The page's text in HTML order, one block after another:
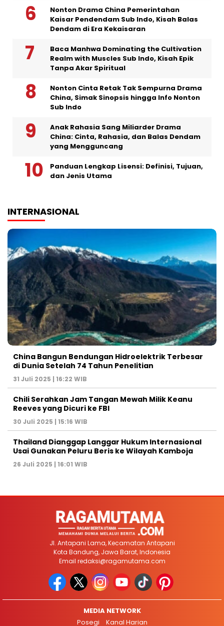
Nonton Drama China Pemerintahan
Kaisar Pendendam Sub Indo, Kisah Balas
Dendam di Era Kekaisaran
Baca Manhwa Dominating the Cultivation
Realm with Muscles Sub Indo, Kisah Epik
Tanpa Akar Spiritual
Nonton Cinta Retak Tak Sempurna Drama
China, Simak Sinopsis hingga Info Nonton
Sub Indo
Anak Rahasia Sang Miliarder Drama
China: Cinta, Rahasia, dan Balas Dendam
yang Mengguncang
Panduan Lengkap Lisensi: Definisi, Tujuan,
dan Jenis Utama
INTERNASIONAL
China Bangun Bendungan Hidroelektrik Terbesar
di Dunia Setelah 74 Tahun Penelitian
31 Juli 2025 | 16:22 WIB
Chili Serahkan Jam Tangan Mewah Milik Keanu
Reeves yang Dicuri ke FBI
30 Juli 2025 | 15:16 WIB
Thailand Dianggap Langgar Hukum Internasional
Usai Gunakan Peluru Beris ke Wilayah Kamboja
26 Juli 2025 | 16:01 WIB
Jl. Antapani Lama, Kecamatan Antapani
Kota Bandung, Jawa Barat, Indonesia
Email redaksi@ragamutama.com
MEDIA NETWORK
Posegi
Kanal Harian